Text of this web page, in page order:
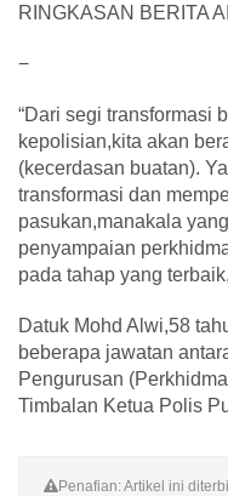
RINGKASAN BERITA AI
−
“Dari segi transformasi
kepolisian,kita akan
(kecerdasan buatan).
transformasi dan
pasukan,manakala
penyampaian
pada tahap yang
Datuk Mohd Alwi,58
beberapa jawatan
Pengurusan
Timbalan Ketua Polis
Penafian: Artikel ini